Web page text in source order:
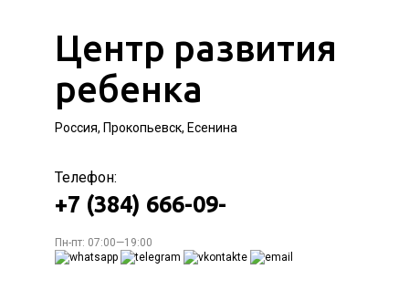
Центр развития
ребенка
Россия, Прокопьевск, Есенина
Телефон:
+7 (384) 666-09-
Пн-пт: 07:00—19:00